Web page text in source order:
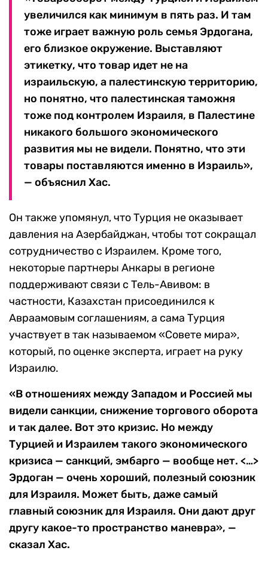
увеличился как минимум в пять раз. И там
тоже играет важную роль семья Эрдогана,
его близкое окружение. Выставляют
этикетку, что товар идет не на
израильскую, а палестинскую территорию,
но понятно, что палестинская таможня
тоже под контролем Израиля, в Палестине
никакого большого экономического
развития мы не видели. Понятно, что эти
товары поставляются именно в Израиль»,
— объяснил Хас.
Он также упомянул, что Турция не оказывает
давления на Азербайджан, чтобы тот сокращал
сотрудничество с Израилем. Кроме того,
некоторые партнеры Анкары в регионе
поддерживают связи с Тель-Авивом: в
частности, Казахстан присоединился к
Авраамовым соглашениям, а сама Турция
участвует в так называемом «Совете мира»,
который, по оценке эксперта, играет на руку
Израилю.
«В отношениях между Западом и Россией мы
видели санкции, снижение торгового оборота
и так далее. Вот это кризис. Но между
Турцией и Израилем такого экономического
кризиса — санкций, эмбарго — вообще нет. <…>
Эрдоган — очень хороший, полезный союзник
для Израиля. Может быть, даже самый
главный союзник для Израиля. Они дают друг
другу какое-то пространство маневра», —
сказал Хас.